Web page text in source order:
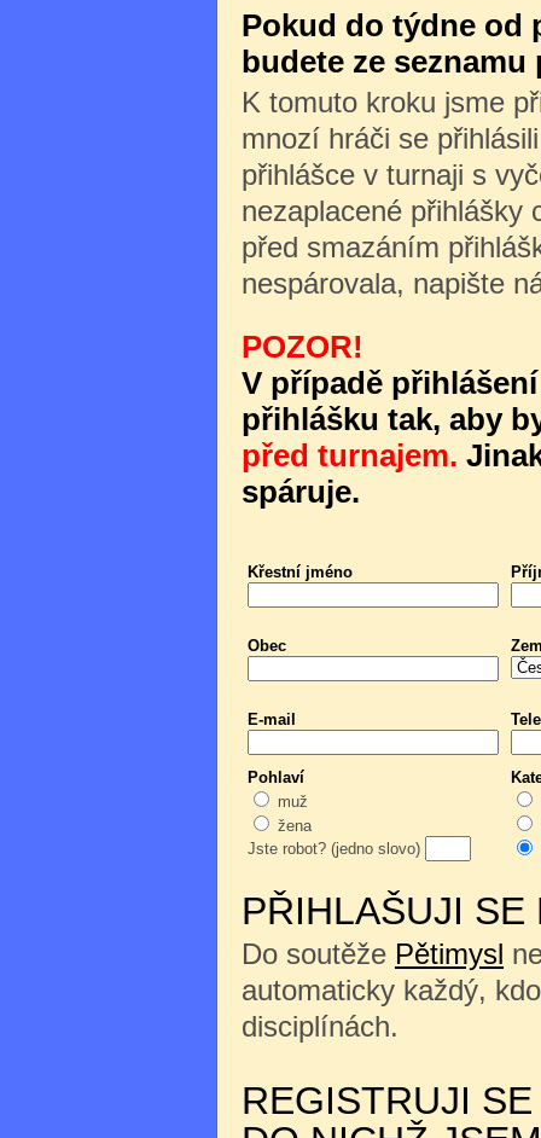
Pokud do týdne od
budete ze
K tomuto kroku jsme
mnozí hráči se
přihlášce v turnaji s
nezaplacené přihlášky
před smazáním
nespárovala, napište
POZOR!
V případě
přihlášku tak, aby
před turnajem.
spáruje.
Křestní jméno
Obec
E-mail
Pohlaví
muž
žena
Jste robot? (jedno slovo)
PŘIHLAŠUJI
Do soutěže Pětimysl
automaticky každý,
disciplínách.
REGISTRUJI